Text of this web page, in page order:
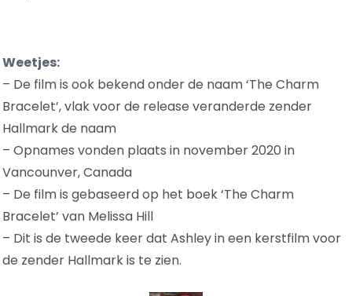
Weetjes:
– De film is ook bekend onder de naam ‘The Charm
Bracelet’, vlak voor de release veranderde zender
Hallmark de naam
– Opnames vonden plaats in november 2020 in
Vancounver, Canada
– De film is gebaseerd op het boek ‘The Charm
Bracelet’ van Melissa Hill
– Dit is de tweede keer dat Ashley in een kerstfilm voor
de zender Hallmark is te zien.